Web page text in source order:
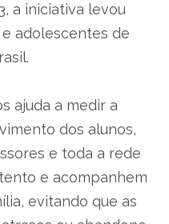
a iniciativa levou
adolescentes de
ajuda a medir a
dos alunos,
e toda a rede
e acompanhem
evitando que as